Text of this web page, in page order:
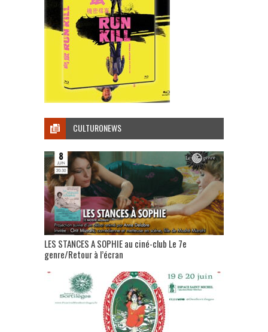
CULTURONEWS
LES STANCES A SOPHIE au ciné-club Le 7e
genre/Retour à l’écran